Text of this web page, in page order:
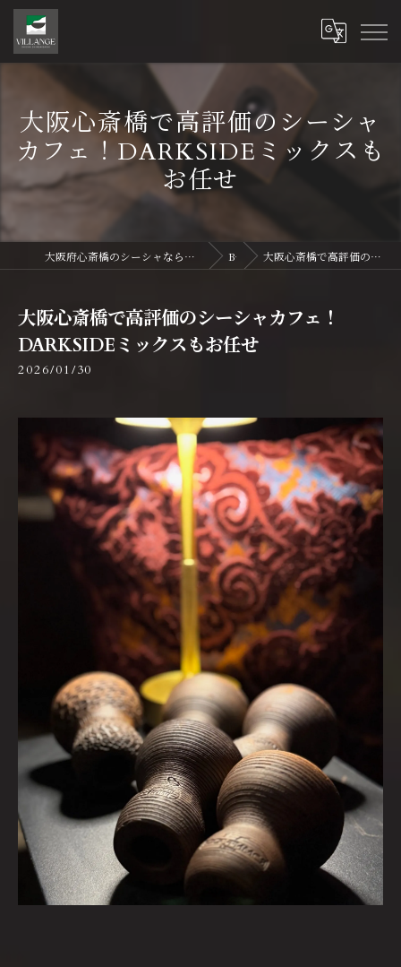
大阪心斎橋で高評価のシーシャ
カフェ！DARKSIDEミックスも
お任せ
大阪府心斎橋のシーシャならVillange Shisha Shinsaibasi〜ヴィランジュ シーシャ 心斎橋 Blog 大阪心斎橋で高評価のシーシャカフェ！DARKSIDEミックスもお任せ
大阪心斎橋で高評価のシーシャカフェ！
DARKSIDEミックスもお任せ
2026/01/30